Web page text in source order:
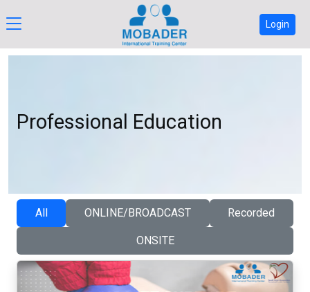
Login
Professional Education
All ONLINE/BROADCAST Recorded
ONSITE